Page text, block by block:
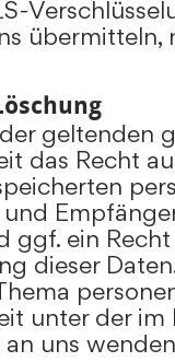
geltenden
das Recht
ggf. ein
dieser
unter der im
uns